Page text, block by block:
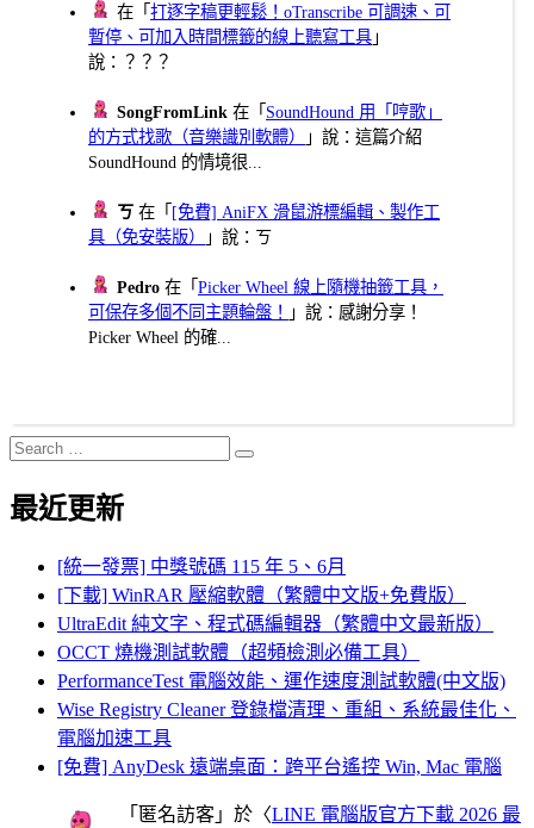
在「打逐字稿更輕鬆！oTranscribe 可調速、可
暫停、可加入時間標籤的線上聽寫工具 」
說：？？？
SongFromLink 在「 SoundHound 用「哼歌」
的方式找歌（音樂識別軟體）
」說：這篇介紹
SoundHound 的情境很...
ㄎ 在「 [免費] AniFX 滑鼠游標編輯、製作工
具（免安裝版）
」說：ㄎ
Pedro 在「Picker Wheel 線上隨機抽籤工具，
可保存多個不同主題輪盤！
」說：感謝分享！
Picker Wheel 的確...
Search
for:
Search
最近更新
[統一發票] 中獎號碼 115 年 5、6月
[下載] WinRAR 壓縮軟體（繁體中文版+免費版）
UltraEdit 純文字、程式碼編輯器（繁體中文最新版）
OCCT 燒機測試軟體（超頻檢測必備工具）
PerformanceTest 電腦效能、運作速度測試軟體(中文版)
Wise Registry Cleaner 登錄檔清理、重組、系統最佳化、
電腦加速工具
[免費] AnyDesk 遠端桌面：跨平台遙控 Win, Mac 電腦
「 匿名訪客 」於〈LINE 電腦版官方下載 2026 最